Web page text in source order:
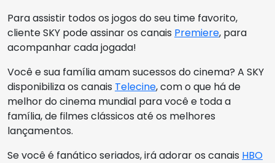
Para assistir todos os jogos do seu time favorito,
cliente SKY pode assinar os canais Premiere, para
acompanhar cada jogada!
Você e sua família amam sucessos do cinema? A SKY
disponibiliza os canais Telecine, com o que há de
melhor do cinema mundial para você e toda a
família, de filmes clássicos até os melhores
lançamentos.
Se você é fanático seriados, irá adorar os canais HBO